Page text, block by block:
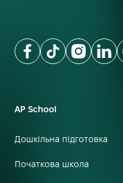
AP School
Дошкільна підготовка
Початкова школа